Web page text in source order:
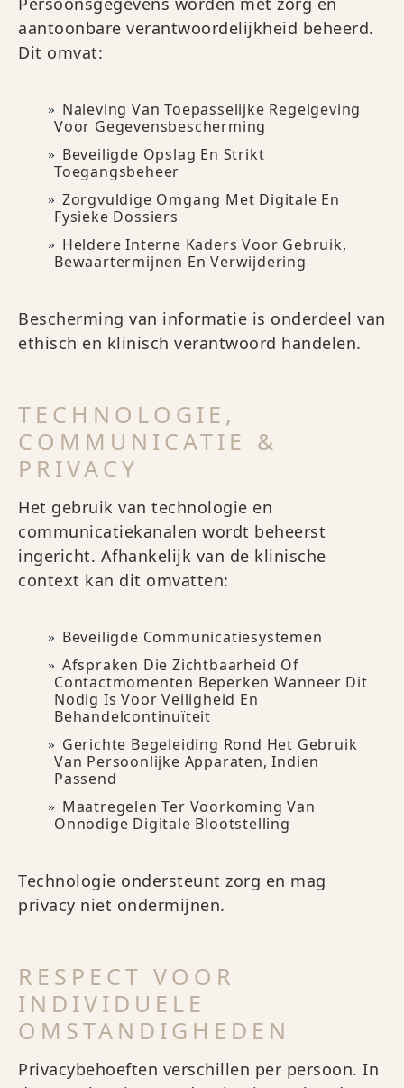
aantoonbare verantwoordelijkheid beheerd.
Dit omvat:
Naleving Van Toepasselijke Regelgeving
Voor Gegevensbescherming
Beveiligde Opslag En Strikt
Toegangsbeheer
Zorgvuldige Omgang Met Digitale En
Fysieke Dossiers
Heldere Interne Kaders Voor Gebruik,
Bewaartermijnen En Verwijdering
Bescherming van informatie is onderdeel van
ethisch en klinisch verantwoord handelen.
TECHNOLOGIE,
COMMUNICATIE &
PRIVACY
Het gebruik van technologie en
communicatiekanalen wordt beheerst
ingericht. Afhankelijk van de klinische
context kan dit omvatten:
Beveiligde Communicatiesystemen
Afspraken Die Zichtbaarheid Of
Contactmomenten Beperken Wanneer Dit
Nodig Is Voor Veiligheid En
Behandelcontinuïteit
Gerichte Begeleiding Rond Het Gebruik
Van Persoonlijke Apparaten, Indien
Passend
Maatregelen Ter Voorkoming Van
Onnodige Digitale Blootstelling
Technologie ondersteunt zorg en mag
privacy niet ondermijnen.
RESPECT VOOR
INDIVIDUELE
OMSTANDIGHEDEN
Privacybehoeften verschillen per persoon. In